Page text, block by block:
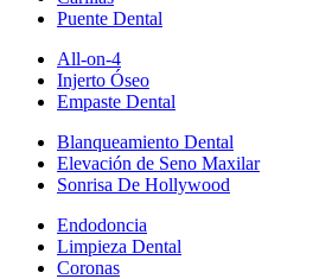
Puente Dental
All-on-4
Injerto Óseo
Empaste Dental
Blanqueamiento Dental
Elevación de Seno Maxilar
Sonrisa De Hollywood
Endodoncia
Limpieza Dental
Coronas